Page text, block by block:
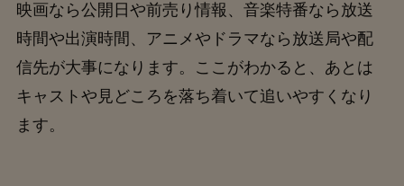
映画なら公開日や前売り情報、音楽特番なら放送
時間や出演時間、アニメやドラマなら放送局や配
信先が大事になります。ここがわかると、あとは
キャストや見どころを落ち着いて追いやすくなり
ます。